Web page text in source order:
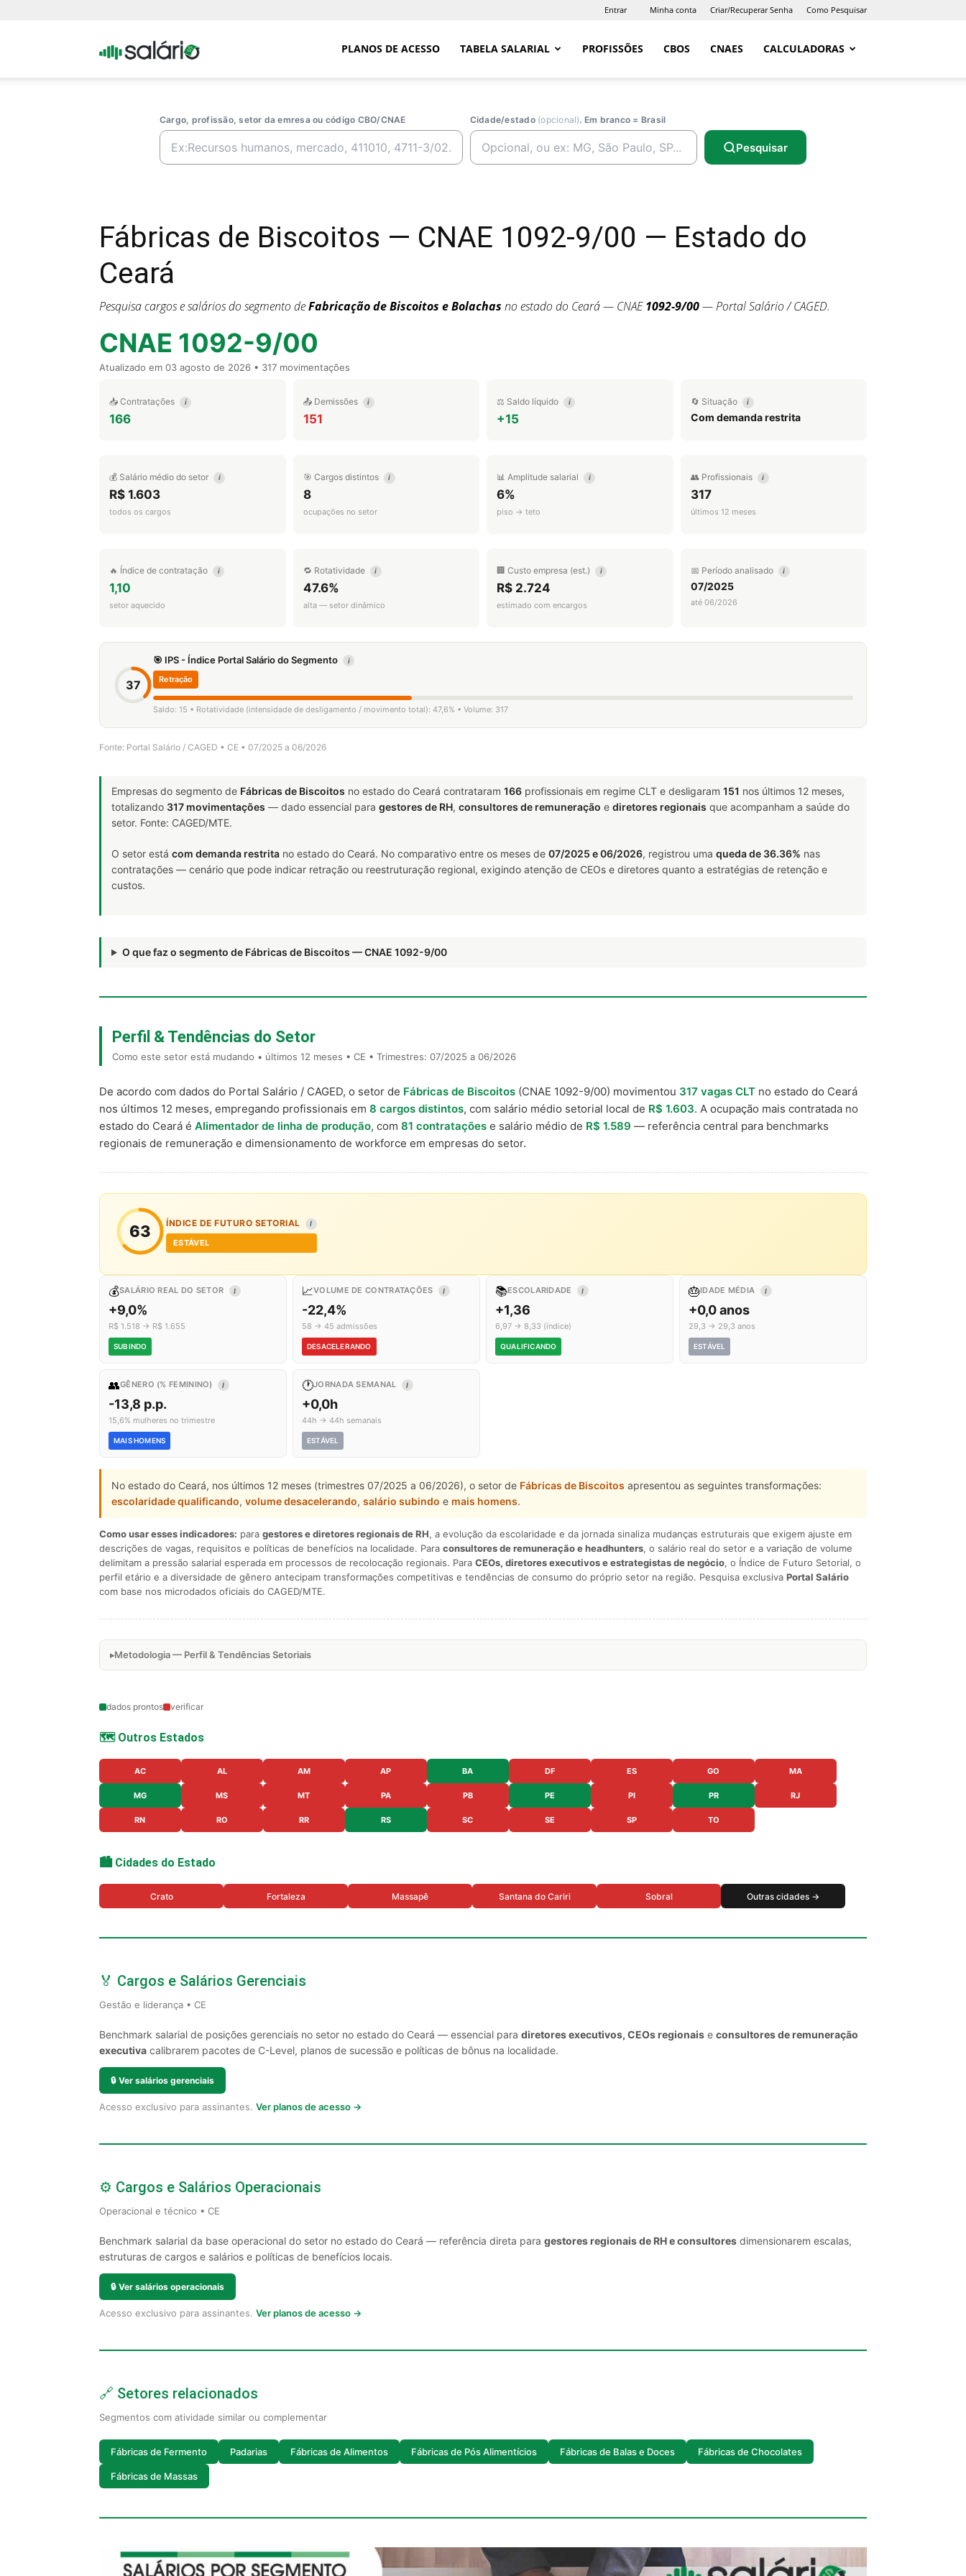
Entrar Minha conta Criar/Recuperar Senha Como Pesquisar
Portal PLANOS DE ACESSO TABELA SALARIAL PROFISSÕES CBOS CNAES CALCULADORAS
Cargo, profissão, setor da emresa ou código CBO/CNAE Cidade/estado (opcional). Em branco = Brasil
Pesquisar
Fábricas de Biscoitos — CNAE 1092-9/00 — Estado do
Ceará
Pesquisa cargos e salários do segmento deFabricação de Biscoitos e Bolachas no estado do Ceará — CNAE1092-9/00— Portal Salário / CAGED.
CNAE 1092-9/00
Atualizado em 03 agosto de 2026 • 317 movimentações
📥 Contratações i
166
📤 Demissões i
151
⚖️ Saldo líquido i
+15
🔄 Situação i
Com demanda restrita
💰 Salário médio do setor i
R$ 1.603
todos os cargos
🎯 Cargos distintos i
8
ocupações no setor
📊 Amplitude salarial i
6%
piso → teto
👥 Profissionais i
317
últimos 12 meses
🔥 Índice de contratação i
1,10
setor aquecido
🔁 Rotatividade i
47.6%
alta — setor dinâmico
🏢 Custo empresa (est.) i
R$ 2.724
estimado com encargos
📅 Período analisado i
07/2025
até 06/2026
37
🎯 IPS - Índice Portal Salário do Segmento i
Retração
Saldo: 15 • Rotatividade (intensidade de desligamento / movimento total): 47,6% • Volume: 317
Fonte: Portal Salário / CAGED • CE • 07/2025 a 06/2026
Empresas do segmento de Fábricas de Biscoitos no estado do Ceará contrataram 166 profissionais em regime CLT e desligaram 151 nos últimos 12 meses,
totalizando 317 movimentações — dado essencial para gestores de RH, consultores de remuneração e diretores regionais que acompanham a saúde do
setor. Fonte: CAGED/MTE.
O setor está com demanda restrita no estado do Ceará. No comparativo entre os meses de 07/2025 e 06/2026, registrou uma queda de 36.36% nas
contratações — cenário que pode indicar retração ou reestruturação regional, exigindo atenção de CEOs e diretores quanto a estratégias de retenção e
custos.
O que faz o segmento de Fábricas de Biscoitos — CNAE 1092-9/00
Perfil & Tendências do Setor
Como este setor está mudando • últimos 12 meses • CE • Trimestres: 07/2025 a 06/2026
De acordo com dados do Portal Salário / CAGED, o setor de Fábricas de Biscoitos (CNAE 1092-9/00) movimentou 317 vagas CLT no estado do Ceará
nos últimos 12 meses, empregando profissionais em 8 cargos distintos, com salário médio setorial local de R$ 1.603. A ocupação mais contratada no
estado do Ceará é Alimentador de linha de produção, com 81 contratações e salário médio de R$ 1.589 — referência central para benchmarks
regionais de remuneração e dimensionamento de workforce em empresas do setor.
63 ÍNDICE DE FUTURO SETORIAL I
ESTÁVEL
💰SALÁRIO REAL DO SETOR I
+9,0%
R$ 1.518 → R$ 1.655
SUBINDO
📈VOLUME DE CONTRATAÇÕES I
-22,4%
58 → 45 admissões
DESACELERANDO
📚ESCOLARIDADE I
+1,36
6,97 → 8,33 (índice)
QUALIFICANDO
🎂IDADE MÉDIA I
+0,0 anos
29,3 → 29,3 anos
ESTÁVEL
👥GÊNERO (% FEMININO) I
-13,8 p.p.
15,6% mulheres no trimestre
MAIS HOMENS
🕐JORNADA SEMANAL I
+0,0h
44h → 44h semanais
ESTÁVEL
No estado do Ceará, nos últimos 12 meses (trimestres 07/2025 a 06/2026), o setor de Fábricas de Biscoitos apresentou as seguintes transformações:
escolaridade qualificando, volume desacelerando, salário subindo e mais homens.
Como usar esses indicadores: para gestores e diretores regionais de RH, a evolução da escolaridade e da jornada sinaliza mudanças estruturais que exigem ajuste em
descrições de vagas, requisitos e políticas de benefícios na localidade. Para consultores de remuneração e headhunters, o salário real do setor e a variação de volume
delimitam a pressão salarial esperada em processos de recolocação regionais. Para CEOs, diretores executivos e estrategistas de negócio, o Índice de Futuro Setorial, o
perfil etário e a diversidade de gênero antecipam transformações competitivas e tendências de consumo do próprio setor na região. Pesquisa exclusiva Portal Salário
com base nos microdados oficiais do CAGED/MTE.
Metodologia — Perfil & Tendências Setoriais
dados prontos verificar
🗺️ Outros Estados
AC AL AM AP BA DF ES GO MA
MG MS MT PA PB PE PI PR RJ
RN RO RR RS SC SE SP TO
🏙️ Cidades do Estado
Crato Fortaleza Massapê Santana do Cariri Sobral Outras cidades →
🏅 Cargos e Salários Gerenciais
Gestão e liderança • CE
Benchmark salarial de posições gerenciais no setor no estado do Ceará — essencial para diretores executivos, CEOs regionais e consultores de remuneração
executiva calibrarem pacotes de C-Level, planos de sucessão e políticas de bônus na localidade.
🔒 Ver salários gerenciais
Acesso exclusivo para assinantes. Ver planos de acesso →
⚙️ Cargos e Salários Operacionais
Operacional e técnico • CE
Benchmark salarial da base operacional do setor no estado do Ceará — referência direta para gestores regionais de RH e consultores dimensionarem escalas,
estruturas de cargos e salários e políticas de benefícios locais.
🔒 Ver salários operacionais
Acesso exclusivo para assinantes. Ver planos de acesso →
🔗 Setores relacionados
Segmentos com atividade similar ou complementar
Fábricas de Fermento Padarias Fábricas de Alimentos Fábricas de Pós Alimentícios Fábricas de Balas e Doces Fábricas de Chocolates
Fábricas de Massas